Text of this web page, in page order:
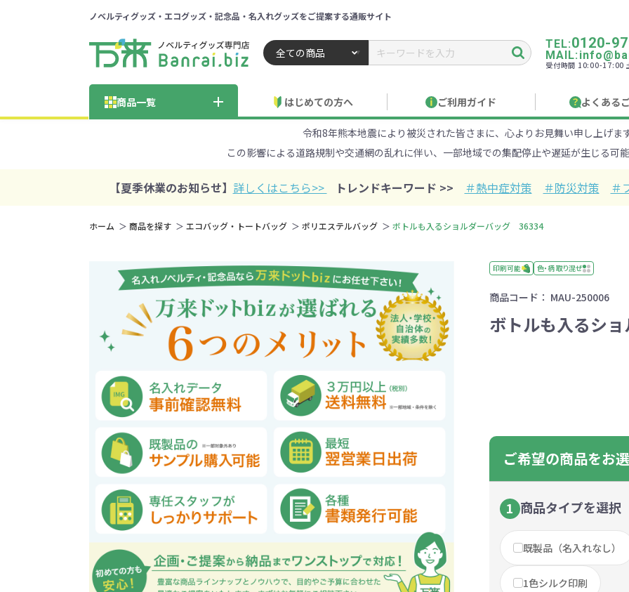
ノベルティグッズ・エコグッズ・記念品・名入れグッズをご提案する通販サイト
ノベルティ 専門店 万来ドットbiz ／ 名入れ・販促品・記念品・オリジナルグッズ
商品一覧
エコバッグ・トートバッ
グ全般
コットントートバッグ
オーガニックコットン
バッグ
キャンバ
グ
ポリエステルバッグ デニムバッグ
マルシェバッグ ランチバッグ サコッシュ
巾着・リュック全般 コットン巾着・リュック 不織布巾着・リュック
ポリエス
ック
ポーチ全般
クリア・ビニールポー
ポリエステルポーチ コットン
デニムポーチ フラットポーチ
着せ替え
ケース全般 財布 コインケース カードケー
マグカップ全般 陶器マグカップ プラスチックマグカップ
ステンレス・
プ
湯のみ
タンブラー・ボトル・グラス
タンブラー・ボトル・グ
ラス全般
ステンレスタンブラー
ー
アルミボトル クリアボトル ペットボトルホルダー
ペン・筆記用具
ペン・筆記用具全般 単色ボールペン
文具・ステーショナリー
文具・ステーショナリー
全般
付箋
電子メモパッド ペンケース
マグネット クリップ
スマホ・タブレットグッ
ズ全般
モバイルバッテリー・充
電器
タッチペン
イヤフォン・ヘッドセッ
ト
スマホ対応手袋 その他
パソコングッズ全般 USBグッズ
生活用品・生活雑貨全
般
工具
トイレットペーパー ボックス
照明
植物栽培セット その他
ブランケット・ひざ掛け キッチングッズ
キッチングッズ全般 キッチンツール 箸・お弁当グッズ カトラリー
防災・防犯グッズ
防災・防犯グッズ全般 防災グッズ 防犯グッズ 防災セット
美容・健
美容・健康グッズ全般 入浴剤 美容グッズ ミラー
除菌・感染対策グッズ
全般
マスク マスクケース
ウェットテ
ッシュ
タオル・ハンカチ うちわ・扇子・ファン アウトドア・
～50円 51～100円 101～150円
301～500円 501～1000円 1001～2000円 2001～
5001～10000円 10001円以上
展示会・セミナー全般 展示会向けバッグ 展示会向けノベルティ
再生素材・エコ素材全
般
再生コットン 再生ＰＥＴ 再生樹脂
コルク 竹・バンブーファイバー ジュート
バイオマス EVA素材 ライスレ
ＦＳＣ認証
社会貢献機能付き
社会貢献機能付き全般 フェアトレード 樹を・サンゴを植える
卒業・入
来店・成約プレゼント 営業活動ツール・粗品
お絵かき・ぬりえイベントセ
ット
手作り・工作イベントセット 定番イベ
女性向け抽選会セット 季節の抽選会セット
季節のグッズ
季節のグッズ全般 春のノベルティ 夏のノベルティ 秋のノベ
子供向け全般 お菓子系 文具・知育玩具系 イベント
防犯・安心グッズ
女性向け全般 ファッション雑貨 エコ・アイデア雑貨 キッチ
シニア向け
シニア向け全般 健康・癒しグッズ 防犯グッズ モバイル
ビジネス
訪日外国人・インバウンド向
け
訪日外国人・インバウ
ンド向け全般
和風・和雑貨
100円以下の人気エコバッグ 展示会ノベルティ特集 フルカラー印刷で訴求力UP 名入れ印刷
春のノベルティ特集 夏のノベルティ特集 秋のノベルティ特集
官公庁・自治体向け全
般
SDGs推進 環境保全 交通
学校・教育グッズ
ス向け
学校・PTA・オープンキ
ャンパス向け全般
バッグ・ポーチ 記
メーカー向け
メーカー向け全般 アパレル 住宅・不動産
店舗向け全般 カーディーラー 美容系サロン
はじめての方へ ご利用ガイド
見積もり作成について のし・包装 名入
よくある
見積もりサポート お急ぎ在庫確認
TEL:0120-
受付時間 10:00-17:00
令和8年熊本地震により被災された皆さまに、心よりお見舞い申し上げます
この影響による道路規制や交通網の乱れに伴い、一部地域での集配停止や遅延が生じる可能
【夏季休業のお知らせ】 詳しくはこちら>> トレンドキーワード >> ＃熱中症対策 ＃防災対策 ＃
ホーム 商品を探す エコバッグ・トートバッグ ポリエステルバッグ ボトルも入るショルダーバッグ 36334
印刷可能 色・柄 取り混ぜ
商品コード： MAU-250006
ボトルも入るシ
ご希望の商品をお
1 商品タイプを選択
既製品（名入れなし）
1色シルク印刷